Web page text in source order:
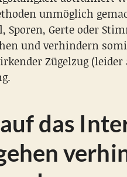
unmöglich
Sporen, Gerte oder
und verhindern
Zügelzug
das